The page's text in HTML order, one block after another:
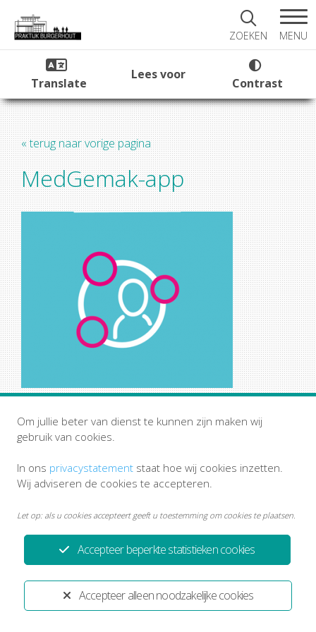
ZOEKEN MENU
Translate
Lees voor
Contrast
« terug naar vorige pagina
MedGemak-app
Privacystatement Disclaimer
Ontwikkeld door:Yardzorgsites.nl
Accepteer alleen noodzakelijke cookies
Accepteer beperkte statistieken cookies
Om jullie beter van dienst te kunnen zijn maken wij
gebruik van cookies.
In ons privacystatement staat hoe wij cookies inzetten.
Wij adviseren de cookies te accepteren.
Let op: als u cookies accepteert geeft u toestemming om cookies te plaatsen.